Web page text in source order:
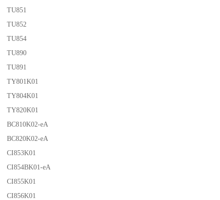
TU851
TU852
TU854
TU890
TU891
TY801K01
TY804K01
TY820K01
BC810K02-eA
BC820K02-eA
CI853K01
CI854BK01-eA
CI855K01
CI856K01